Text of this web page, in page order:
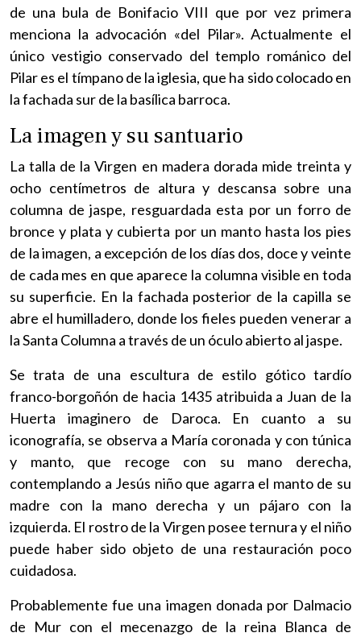
de una bula de Bonifacio VIII que por vez primera
menciona la advocación «del Pilar». Actualmente el
único vestigio conservado del templo románico del
Pilar es el tímpano de la iglesia, que ha sido colocado en
la fachada sur de la basílica barroca.
La imagen y su santuario
La talla de la Virgen en madera dorada mide treinta y
ocho centímetros de altura y descansa sobre una
columna de jaspe, resguardada esta por un forro de
bronce y plata y cubierta por un manto hasta los pies
de la imagen, a excepción de los días dos, doce y veinte
de cada mes en que aparece la columna visible en toda
su superficie. En la fachada posterior de la capilla se
abre el humilladero, donde los fieles pueden venerar a
la Santa Columna a través de un óculo abierto al jaspe.
Se trata de una escultura de estilo gótico tardío
franco-borgoñón de hacia 1435 atribuida a Juan de la
Huerta imaginero de Daroca. En cuanto a su
iconografía, se observa a María coronada y con túnica
y manto, que recoge con su mano derecha,
contemplando a Jesús niño que agarra el manto de su
madre con la mano derecha y un pájaro con la
izquierda. El rostro de la Virgen posee ternura y el niño
puede haber sido objeto de una restauración poco
cuidadosa.
Probablemente fue una imagen donada por Dalmacio
de Mur con el mecenazgo de la reina Blanca de